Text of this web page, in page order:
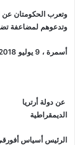
وتعرب الحكومتان عن
وتدعوهم لمضاعفة
أسمرة ، 9 يوليو 2018
عن دولة أرتريا
الديمقراطية
الرئيس أسياس